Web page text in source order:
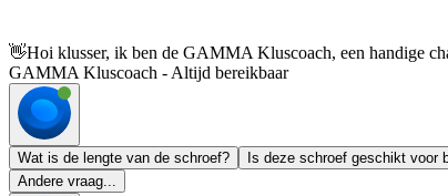
👋Hoi klusser, ik ben de GAMMA Kluscoach, een handige
GAMMA Kluscoach - Altijd bereikbaar
Wat is de lengte van de schroef? Is deze schroef geschikt voor
Andere vraag...